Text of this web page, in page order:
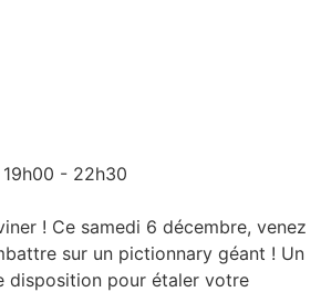
19h00 - 22h30
! Ce samedi 6 décembre, venez
sur un pictionnary géant ! Un
disposition pour étaler votre